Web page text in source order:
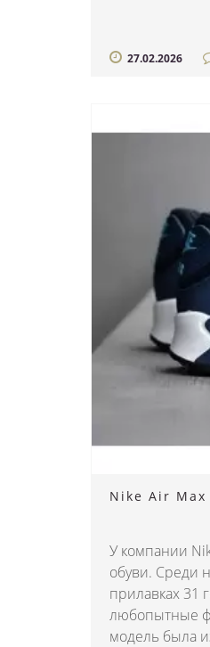
27.02.2026
Nike Air
У компании
обуви. Среди
прилавках 31
любопытные
модель была